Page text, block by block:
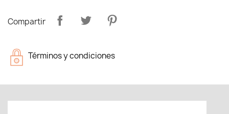
Compartir
Términos y condiciones